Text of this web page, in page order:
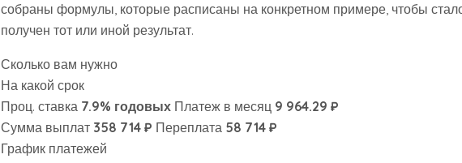
собраны формулы, которые расписаны на конкретном примере, чтобы
получен тот или иной результат.
Сколько вам нужно
На какой срок
Проц. ставка 7.9% годовых Платеж в месяц 9 964.29 ₽
Сумма выплат 358 714 ₽ Переплата 58 714 ₽
График платежей